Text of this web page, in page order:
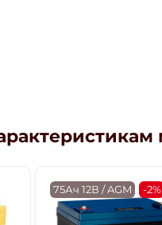
75Ач 12В / AGM -2%